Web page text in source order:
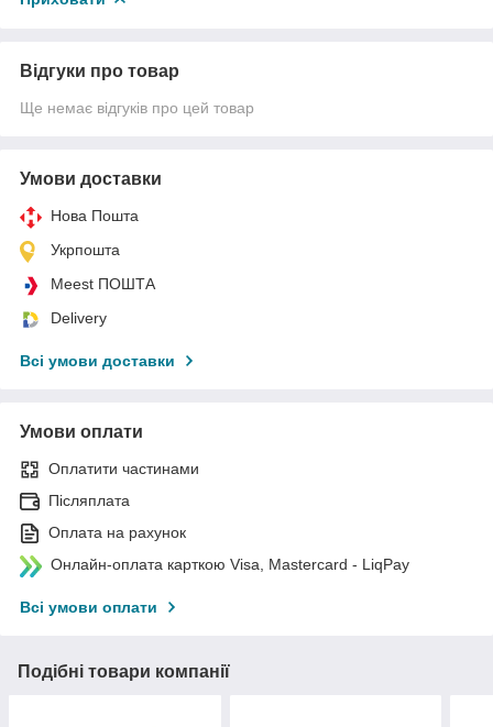
Відгуки про товар
Ще немає відгуків про цей товар
Умови доставки
Нова Пошта
Укрпошта
Meest ПОШТА
Delivery
Всі умови доставки
Умови оплати
Оплатити частинами
Післяплата
Оплата на рахунок
Онлайн-оплата карткою Visa, Mastercard - LiqPay
Всі умови оплати
Подібні товари компанії